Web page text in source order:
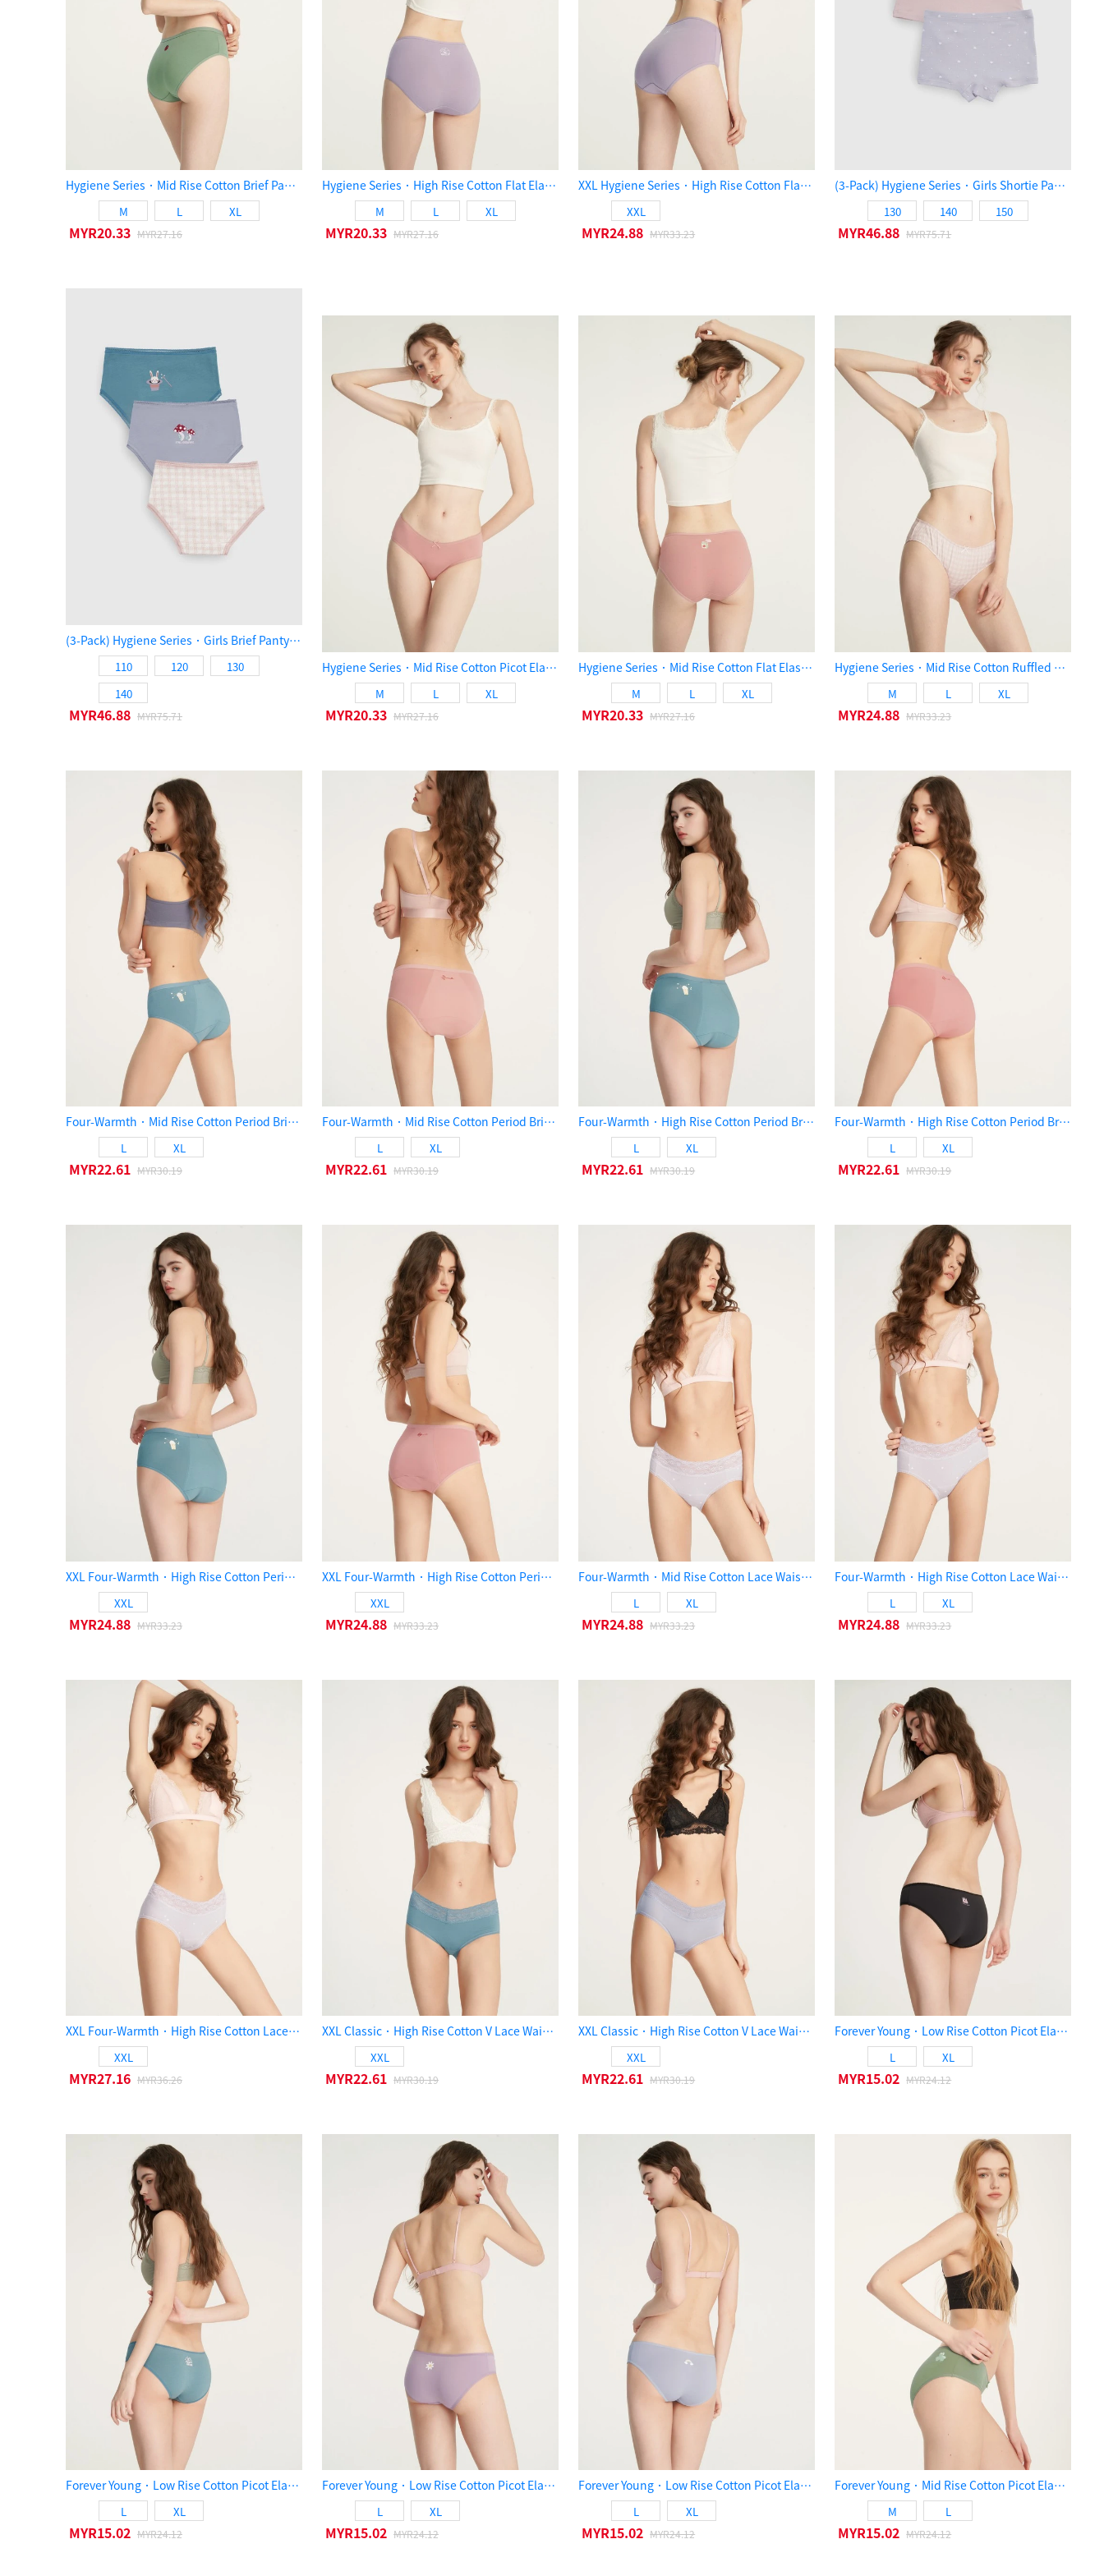
Hygiene Series．Mid Rise Cotton Brief Panty（Oil Green）
M L XL
MYR20.33 MYR27.16
Hygiene Series．High Rise Cotton Flat Elastic Brief Panty（Sea Fog）
M L XL
MYR20.33 MYR27.16
XXL Hygiene Series．High Rise Cotton Flat Elastic Brief Panty（Sea Fog）
XXL
MYR24.88 MYR33.23
(3-Pack) Hygiene Series．Girls Shortie Panty（Weather Mood）
130 140 150
MYR46.88 MYR75.71
(3-Pack) Hygiene Series．Girls Brief Panty（Magical Forest）
110 120
130
140
MYR46.88 MYR75.71
Hygiene Series．Mid Rise Cotton Picot Elastic Brief Panty（Cameo Brown）
M L XL
MYR20.33 MYR27.16
Hygiene Series．Mid Rise Cotton Flat Elastic Brief Panty（Cameo Brown）
M L XL
MYR20.33 MYR27.16
Hygiene Series．Mid Rise Cotton Ruffled Brief Panty（Pink houndstooth）
M L XL
MYR24.88 MYR33.23
Four-Warmth．Mid Rise Cotton Period Brief Panty（Smoke Blue）
L XL
MYR22.61 MYR30.19
Four-Warmth．Mid Rise Cotton Period Brief Panty（Cameo Brown）
L XL
MYR22.61 MYR30.19
Four-Warmth．High Rise Cotton Period Brief Panty（Smoke Blue）
L XL
MYR22.61 MYR30.19
Four-Warmth．High Rise Cotton Period Brief Panty（Cameo Brown）
L XL
MYR22.61 MYR30.19
XXL Four-Warmth．High Rise Cotton Period Brief Panty（Smoke Blue）
XXL
MYR24.88 MYR33.23
XXL Four-Warmth．High Rise Cotton Period Brief Panty（Cameo Brown）
XXL
MYR24.88 MYR33.23
Four-Warmth．Mid Rise Cotton Lace Waist Period Brief Panty（Lilac Marble）
L XL
MYR24.88 MYR33.23
Four-Warmth．High Rise Cotton Lace Waist Period Brief Panty（Lilac Marble）
L XL
MYR24.88 MYR33.23
XXL Four-Warmth．High Rise Cotton Lace Waist Period Brief Panty（Lilac Marble）
XXL
MYR27.16 MYR36.26
XXL Classic．High Rise Cotton V Lace Waist Brief Panty（Smoke Blue）
XXL
MYR22.61 MYR30.19
XXL Classic．High Rise Cotton V Lace Waist Brief Panty（Lilac Gray）
XXL
MYR22.61 MYR30.19
Forever Young．Low Rise Cotton Picot Elastic Brief Panty（Black）
L XL
MYR15.02 MYR24.12
Forever Young．Low Rise Cotton Picot Elastic Brief Panty（Smoke Blue）
L XL
MYR15.02 MYR24.12
Forever Young．Low Rise Cotton Picot Elastic Brief Panty（Sea Fog）
L XL
MYR15.02 MYR24.12
Forever Young．Low Rise Cotton Picot Elastic Brief Panty（Lilac Gray）
L XL
MYR15.02 MYR24.12
Forever Young．Mid Rise Cotton Picot Elastic Brief Panty（Oil Green）
M L
MYR15.02 MYR24.12